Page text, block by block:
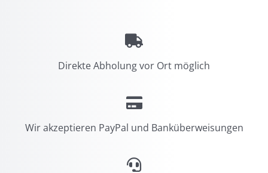
Direkte Abholung vor Ort möglich
Wir akzeptieren PayPal und Banküberweisungen